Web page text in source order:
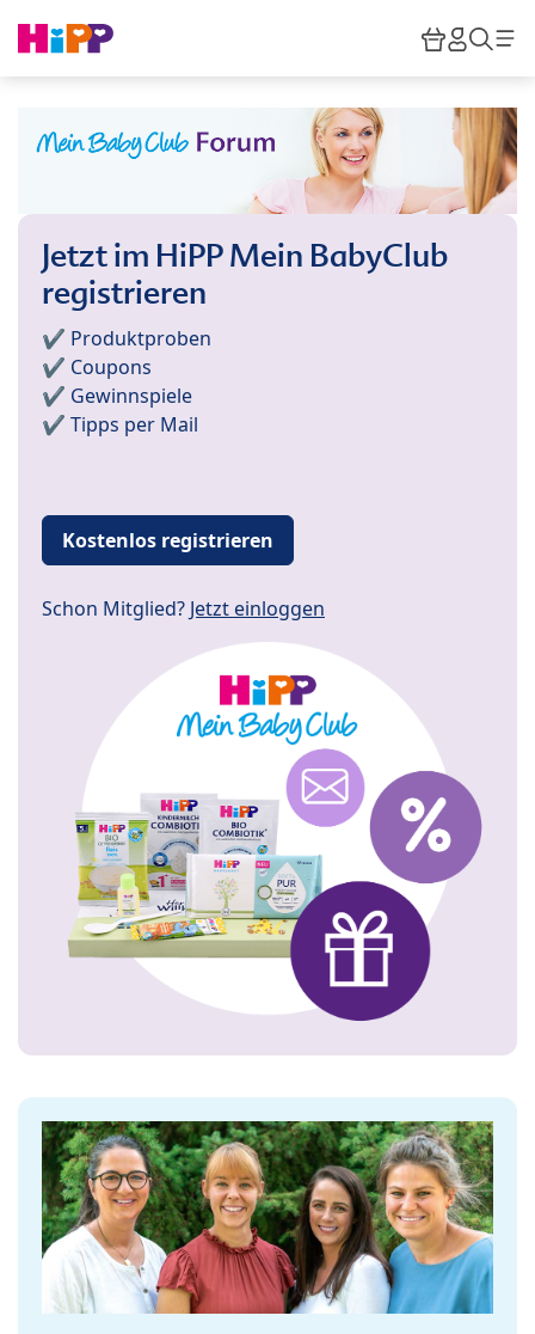
HiPP
Jetzt im HiPP Mein BabyClub
registrieren
✔️ Produktproben
✔️ Coupons
✔️ Gewinnspiele
✔️ Tipps per Mail
Kostenlos registrieren
Schon Mitglied? Jetzt einloggen